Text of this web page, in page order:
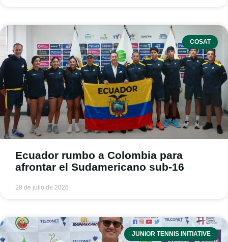
COSAT
Ecuador rumbo a Colombia para
afrontar el Sudamericano sub-16
28 de julio de 2026
JUNIOR TENNIS INITIATIVE